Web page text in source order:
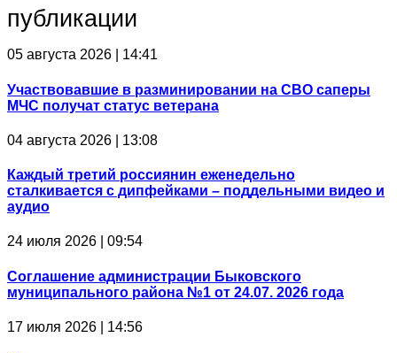
публикации
05 августа 2026 | 14:41
Участвовавшие в разминировании на СВО саперы
МЧС получат статус ветерана
04 августа 2026 | 13:08
Каждый третий россиянин еженедельно
сталкивается с дипфейками – поддельными видео и
аудио
24 июля 2026 | 09:54
Соглашение администрации Быковского
муниципального района №1 от 24.07. 2026 года
17 июля 2026 | 14:56